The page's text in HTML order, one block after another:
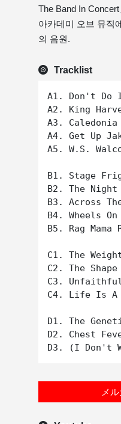
The Band In
아카데미 오브 뮤직
의 음원.
Tracklist
A1. Don't Do
A2. King
A3.
A4. Get Up
A5. W.S.
B1. Stage
B2. The Night
B3. Across
B4. Wheels
B5. Rag Mama
C1. The
C2. The
C3.
C4. Life Is A
D1. The
D2. Chest
メ